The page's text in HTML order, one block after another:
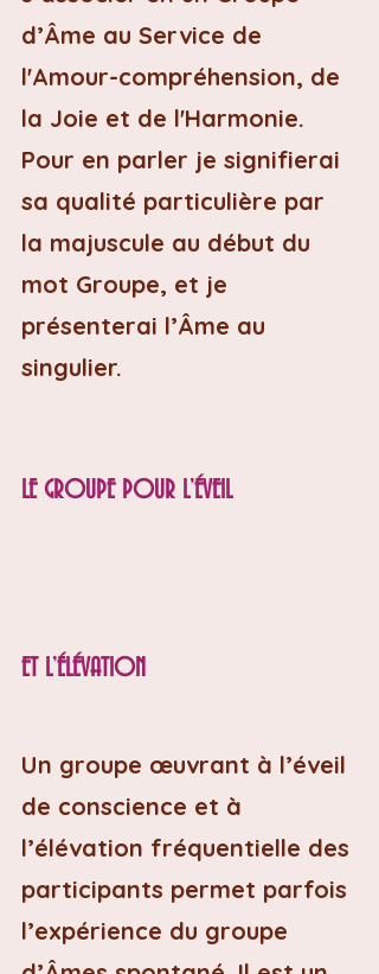
d’Âme au Service de
l'Amour-compréhension, de
la Joie et de l'Harmonie.
Pour en parler je signifierai
sa qualité particulière par
la majuscule au début du
mot Groupe, et je
présenterai l’Âme au
singulier.
LE GROUPE POUR L’ÉVEIL
ET L’ÉLÉVATION
Un groupe œuvrant à l’éveil
de conscience et à
l’élévation fréquentielle des
participants permet parfois
l’expérience du groupe